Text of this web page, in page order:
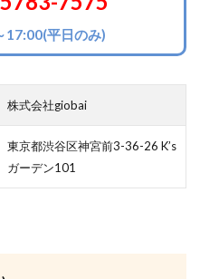
17:00(平日のみ)
株式会社giobai
東京都渋谷区神宮前3-36-26 K’s
ガーデン101